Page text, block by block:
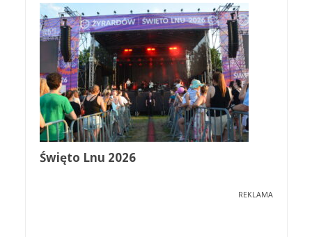
Święto Lnu 2026
REKLAMA